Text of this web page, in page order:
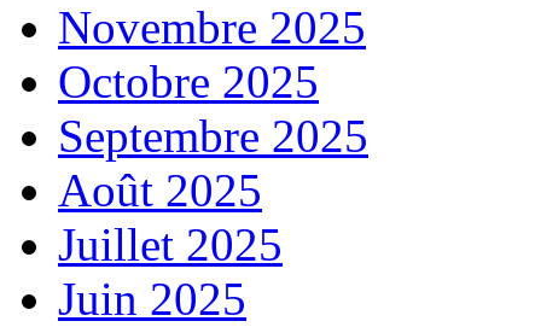
Novembre 2025
Octobre 2025
Septembre 2025
Août 2025
Juillet 2025
Juin 2025